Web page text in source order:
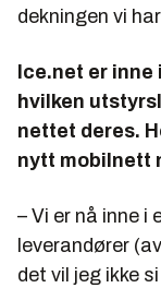
dekningen vi
Ice.net er
hvilken
nettet deres.
nytt mobilnett
– Vi er nå inne i
leverandører
det vil jeg ikke